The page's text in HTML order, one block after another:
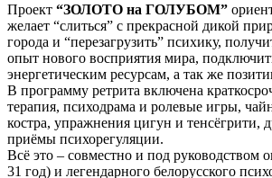
Проект “ЗОЛОТО на ГОЛУБОМ”
желает “слиться” с прекрасной дикой
города и “перезагрузить” психику,
опыт нового восприятия мира,
энергетическим ресурсам, а так же
В программу ретрита включена
терапия, психодрама и ролевые игры,
костра, упражнения цигун и тенсёгрити,
приёмы психорегуляции.
Всё это – совместно и под руководством
31 год) и легендарного белорусского